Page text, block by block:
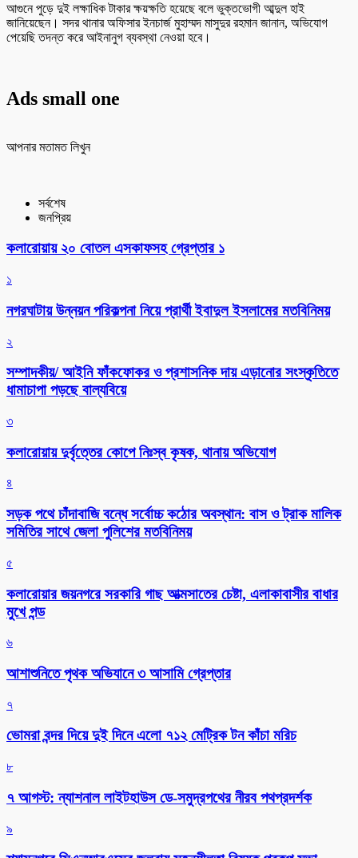
আগুনে পুড়ে দুই লক্ষাধিক টাকার ক্ষয়ক্ষতি হয়েছে বলে ভুক্তভোগী আব্দুল হাই
জানিয়েছেন। সদর থানার অফিসার ইনচার্জ মুহাম্মদ মাসুদুর রহমান জানান, অভিযোগ
পেয়েছি তদন্ত করে আইনানুগ ব্যবস্থা নেওয়া হবে।
Ads small one
আপনার মতামত লিখুন
সর্বশেষ
জনপ্রিয়
কলারোয়ায় ২০ বোতল এসকাফসহ গ্রেপ্তার ১
১
নগরঘাটায় উন্নয়ন পরিকল্পনা নিয়ে প্রার্থী ইবাদুল ইসলামের মতবিনিময়
২
সম্পাদকীয়/ আইনি ফাঁকফোকর ও প্রশাসনিক দায় এড়ানোর সংস্কৃতিতে
ধামাচাপা পড়ছে বাল্যবিয়ে
৩
কলারোয়ায় দুর্বৃত্তের কোপে নিঃস্ব কৃষক, থানায় অভিযোগ
৪
সড়ক পথে চাঁদাবাজি বন্ধে সর্বোচ্চ কঠোর অবস্থান: বাস ও ট্রাক মালিক
সমিতির সাথে জেলা পুলিশের মতবিনিময়
৫
কলারোয়ার জয়নগরে সরকারি গাছ আত্মসাতের চেষ্টা, এলাকাবাসীর বাধার
মুখে পন্ড
৬
আশাশুনিতে পৃথক অভিযানে ৩ আসামি গ্রেপ্তার
৭
ভোমরা বন্দর দিয়ে দুই দিনে এলো ৭১২ মেট্রিক টন কাঁচা মরিচ
৮
৭ আগস্ট: ন্যাশনাল লাইটহাউস ডে-সমুদ্রপথের নীরব পথপ্রদর্শক
৯